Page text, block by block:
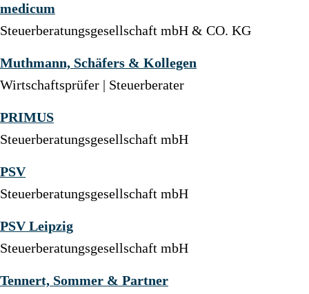
medicum
Steuerberatungsgesellschaft mbH & CO. KG
Muthmann, Schäfers & Kollegen
Wirtschaftsprüfer | Steuerberater
PRIMUS
Steuerberatungsgesellschaft mbH
PSV
Steuerberatungsgesellschaft mbH
PSV Leipzig
Steuerberatungsgesellschaft mbH
Tennert, Sommer & Partner